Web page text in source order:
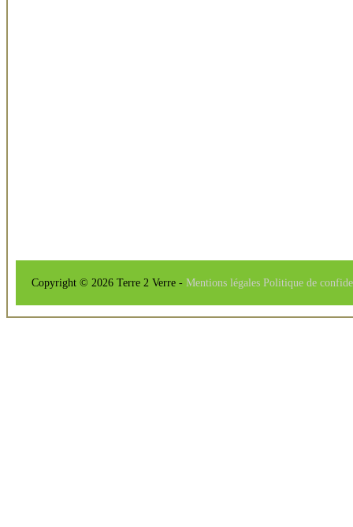
Copyright © 2026 Terre 2 Verre - Mentions légales Politique de